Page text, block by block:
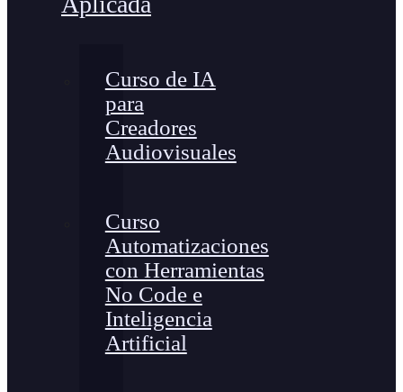
Curso de IA
para
Creadores
Audiovisuales
Curso
Automatizaciones
con Herramientas
No Code e
Inteligencia
Artificial